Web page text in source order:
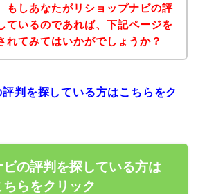
もしあなたがリショップナビの評
ているのであれば、下記ページを
れてみてはいかがでしょうか？
判を探している方はこちらをク
ビの評判を探している方は
ちらをクリック